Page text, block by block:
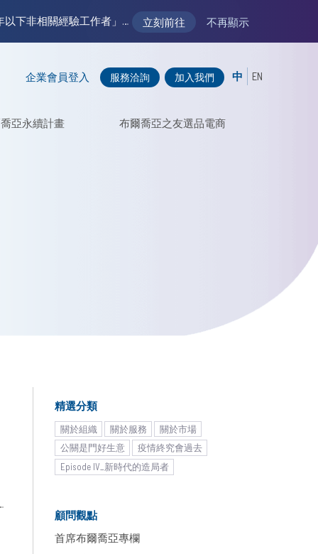
企業會員登入 服務洽詢 加入我們
亞永續計畫 布爾喬亞之友選品電商
中 EN
精選分類
關於組織 關於服務
關於市場
公關是門好生意
疫情終究會過去
Episode IV_新時代的造局者
顧問觀點
首席布爾喬亞專欄
【VM 布爾喬亞招募中】新聲代發展計劃 2.0 ── AI PR 人才加速養成計劃（歡迎「應屆畢業生」、「一年以下相關 / 三年以下非相關經驗工作者」申請加入） 立刻前往 不再顯示